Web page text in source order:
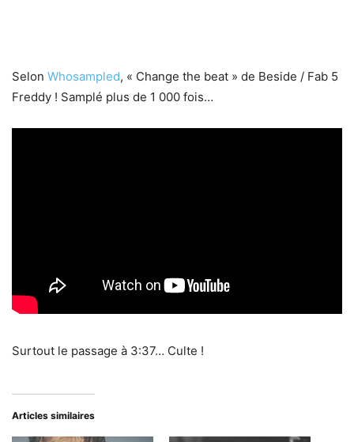
Selon Whosampled, « Change the beat » de Beside / Fab 5
Freddy ! Samplé plus de 1 000 fois…
Surtout le passage à 3:37… Culte !
Articles similaires